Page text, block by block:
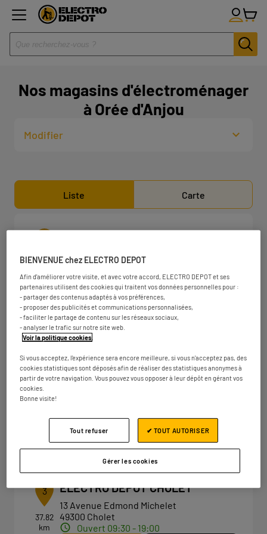
Nos magasins d'électroménager
à Orée d'Anjou
Modifier
Liste Carte
22.72
km
44115 Basse-Goulaine
Ouvert 09:30 - 19:30
Numéro Plus d'infos
2
32.29
km
ELECTRO DEPOT NANTES -
ORVAULT
Ouvert 09:30 - 19:30
Numéro Plus d'infos
3
37.82
km
ELECTRO DEPOT CHOLET
13 Avenue Edmond Michelet
49300 Cholet
Ouvert 09:30 - 19:00
BIENVENUE chez ELECTRO DEPOT
Afin d'améliorer votre visite, et avec votre accord, ELECTRO DEPOT et ses
partenaires utilisent des cookies qui traitent vos données personnelles pour :
- partager des contenus adaptés à vos préférences,
- proposer des publicités et communications personnalisées,
- faciliter le partage de contenu sur les réseaux sociaux,
- analyser le trafic sur notre site web.
Voir la politique cookies
Si vous acceptez, l'expérience sera encore meilleure, si vous n'acceptez pas, des
cookies statistiques sont déposés afin de réaliser des statistiques anonymes à
partir de votre navigation. Vous pouvez vous opposer à leur dépôt en gérant vos
cookies.
Bonne visite!
Gérer les cookies
Tout refuser ✔ TOUT AUTORISER